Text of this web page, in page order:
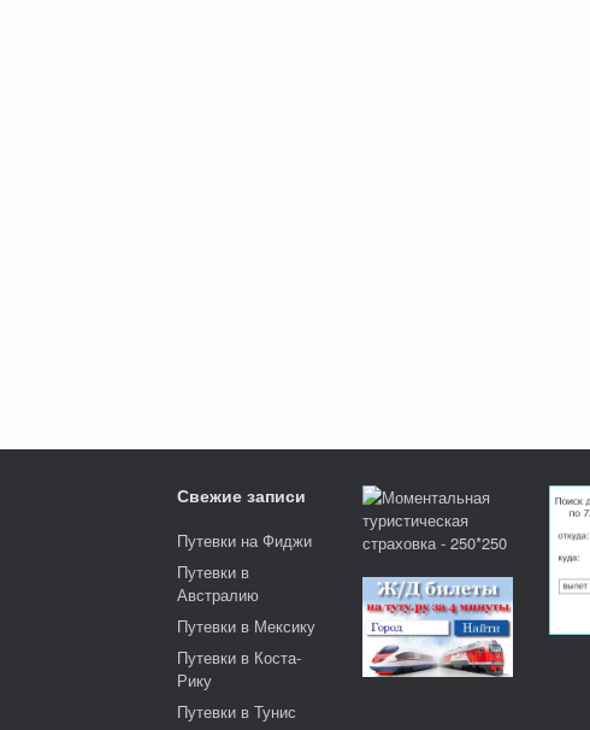
Свежие записи
Путевки на Фиджи
Путевки в
Австралию
Путевки в Мексику
Путевки в Коста-
Рику
Путевки в Тунис